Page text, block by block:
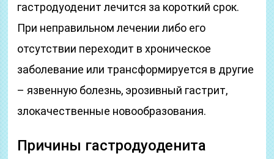
гастродуоденит лечится за короткий срок.
При неправильном лечении либо его
отсутствии переходит в хроническое
заболевание или трансформируется в другие
– язвенную болезнь, эрозивный гастрит,
злокачественные новообразования.
Причины гастродуоденита